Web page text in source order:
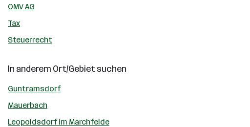
OMV AG
Tax
Steuerrecht
In anderem Ort/Gebiet suchen
Guntramsdorf
Mauerbach
Leopoldsdorf im Marchfelde